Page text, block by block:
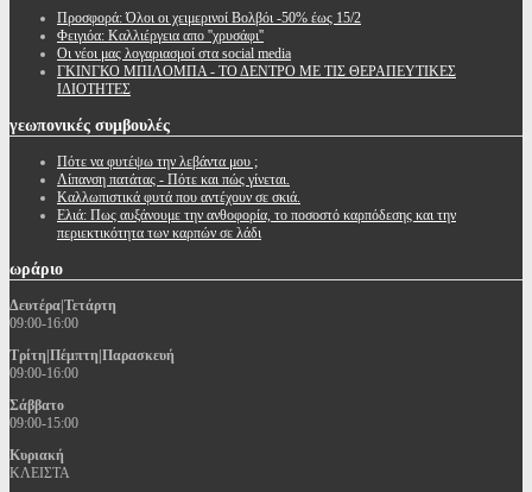
Προσφορά: Όλοι οι χειμερινοί Βολβόι -50% έως 15/2
Φειγιόα: Καλλιέργεια απο ''χρυσάφι''
Oι νέοι μας λογαριασμοί στα social media
ΓΚΙΝΓΚΟ ΜΠΙΛΟΜΠΑ - ΤΟ ΔΕΝΤΡΟ ΜΕ ΤΙΣ ΘΕΡΑΠΕΥΤΙΚΕΣ
ΙΔΙΟΤΗΤΕΣ
γεωπονικές συμβουλές
Πότε να φυτέψω την λεβάντα μου ;
Λίπανση πατάτας - Πότε και πώς γίνεται.
Καλλωπιστικά φυτά που αντέχουν σε σκιά.
Ελιά: Πως αυξάνουμε την ανθοφορία, το ποσοστό καρπόδεσης και την
περιεκτικότητα των καρπών σε λάδι
ωράριο
Δευτέρα|Τετάρτη
09:00-16:00
Τρίτη|Πέμπτη|Παρασκευή
09:00-16:00
Σάββατο
09:00-15:00
Κυριακή
ΚΛΕΙΣΤΑ